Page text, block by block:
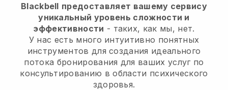
Blackbell предоставляет вашему сервису
уникальный уровень сложности и
эффективности - таких, как мы, нет.
У нас есть много интуитивно понятных
инструментов для создания идеального
потока бронирования для ваших услуг по
консультированию в области психического
здоровья.